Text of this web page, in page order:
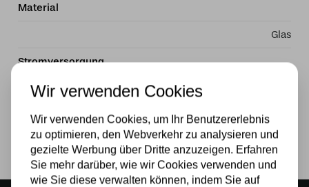
Material
Glas
Stromversorgung
Lichtquelle
Wir verwenden Cookies
Wir verwenden Cookies, um Ihr Benutzererlebnis
zu optimieren, den Webverkehr zu analysieren und
gezielte Werbung über Dritte anzuzeigen. Erfahren
Sie mehr darüber, wie wir Cookies verwenden und
wie Sie diese verwalten können, indem Sie auf